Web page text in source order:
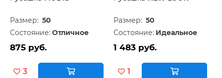
Размер: 50
Состояние: Отличное
875 руб.
3
Размер: 50
Состояние: Идеальное
1 483 руб.
1